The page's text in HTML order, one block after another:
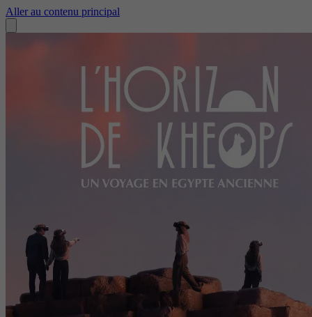
Aller au contenu principal